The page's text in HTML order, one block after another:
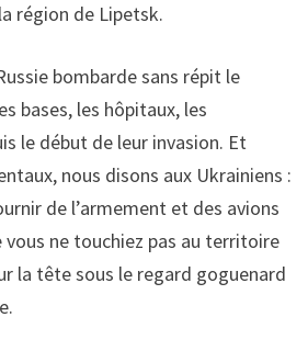
région de Lipetsk.
bombarde sans répit le
bases, les hôpitaux, les
le début de leur invasion. Et
nous disons aux Ukrainiens :
de l’armement et des avions
ne touchiez pas au territoire
la tête sous le regard goguenard